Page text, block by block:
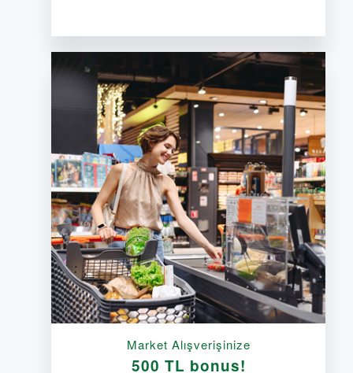
Market Alışverişinize
500 TL bonus!